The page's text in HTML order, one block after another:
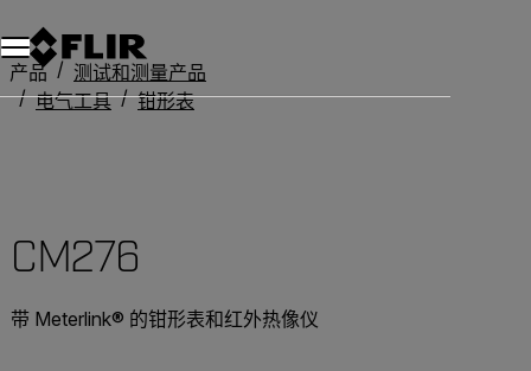
产品
测试和测量产品
电气工具
钳形表
CM276
带 Meterlink® 的钳形表和红外热像仪